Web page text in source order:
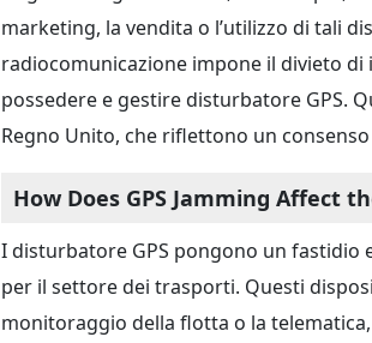
marketing, la vendita o l’utilizzo di tali
radiocomunicazione impone il divieto
possedere e gestire disturbatore GPS.
Regno Unito, che riflettono un
How Does GPS Jamming Affect
I disturbatore GPS pongono un fastidio
per il settore dei trasporti. Questi
monitoraggio della flotta o la